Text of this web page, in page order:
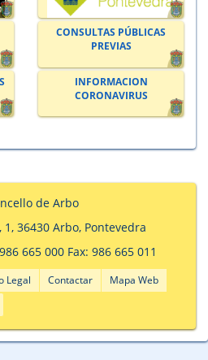
CONSULTAS PÚBLICAS
PREVIAS
INFORMACION
CORONAVIRUS
de Arbo
1, 36430 Arbo, Pontevedra
665 000 Fax: 986 665 011
Legal Contactar
Mapa Web